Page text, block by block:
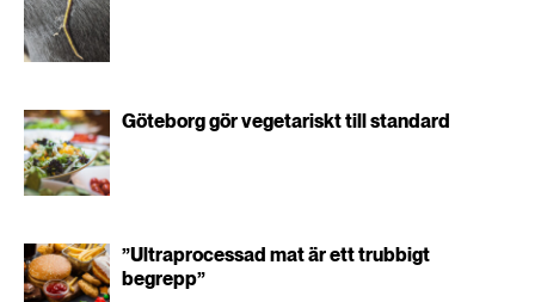
Göteborg gör vegetariskt till standard
”Ultraprocessad mat är ett trubbigt
begrepp”